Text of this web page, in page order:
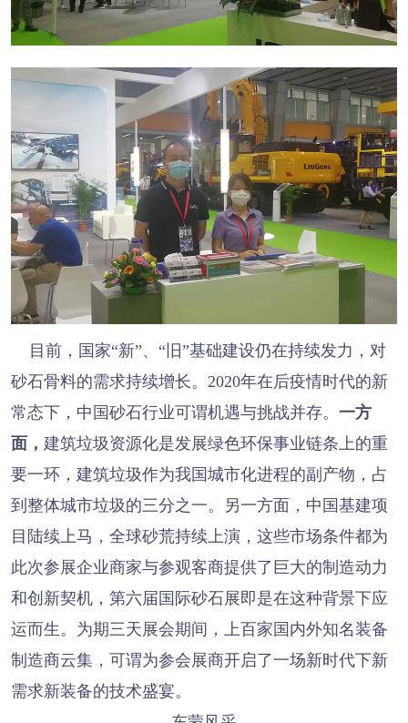
目前，国家“新”、“旧”基础建设仍在持续发力，对
砂石骨料的需求持续增长。2020年在后疫情时代的新
常态下，中国砂石行业可谓机遇与挑战并存。 一方
面， 建筑垃圾资源化是发展绿色环保事业链条上的重
要一环，建筑垃圾作为我国城市化进程的副产物，占
到整体城市垃圾的三分之一。另一方面，中国基建项
目陆续上马，全球砂荒持续上演，这些市场条件都为
此次参展企业商家与参观客商提供了巨大的制造动力
和创新契机，第六届国际砂石展即是在这种背景下应
运而生。为期三天展会期间，上百家国内外知名装备
制造商云集，可谓为参会展商开启了一场新时代下新
需求新装备的技术盛宴。